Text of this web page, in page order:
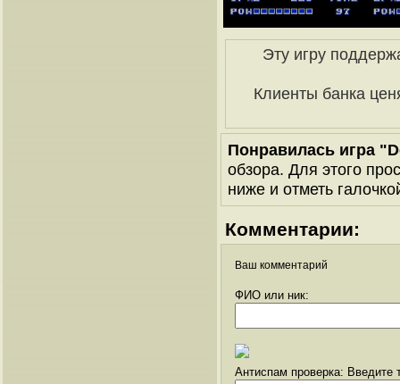
Эту игру
Клиенты банка
Понравилась игра
обзора. Для этого
ниже и отметь
Комментарии:
Ваш комментарий
ФИО или ник:
Антиспам проверка: Введите